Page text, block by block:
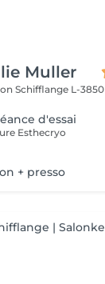
Muller
Schifflange L-3850
d'essai
Esthecryo
+ presso